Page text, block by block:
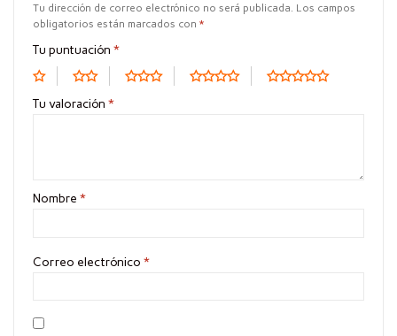
Tu dirección de correo electrónico no será publicada. Los campos
obligatorios están marcados con *
Tu puntuación *
Tu valoración *
Nombre *
Correo electrónico *